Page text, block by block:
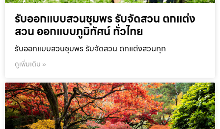
รับออกแบบสวนชุมพร รับจัดสวน ตกแต่ง
สวน ออกแบบภูมิทัศน์ ทั่วไทย
รับออกแบบสวนชุมพร รับจัดสวน ตกแต่งสวนทุก
ดูเพิ่มเติม »